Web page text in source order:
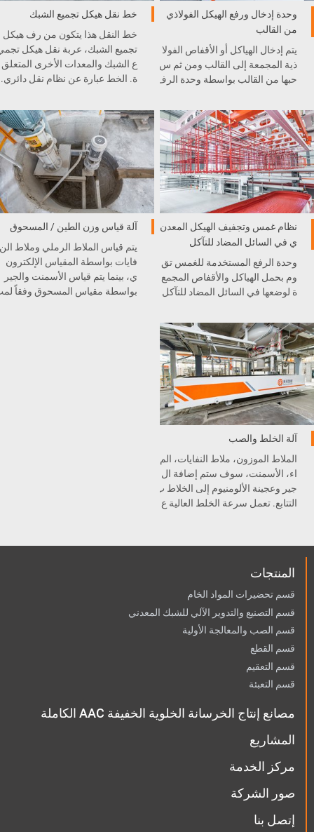
وحدة إدخال ورفع الهيكل الفولاذي
من القالب
يتم إدخال الهياكل أو الأقفاص الفولا
ذية المجمعة إلى القالب ومن ثم س
حبها من القالب بواسطة وحدة الرف
موضع القفص أو الشبكة في القال
ب، حيث تعد الجهاز الرئيسي والمه
م في إنتاج الخرسانة الخلوية الخف
يفة.
خط نقل هيكل تجميع الشبك
خط النقل هذا يتكون من رف هيكل
تجميع الشبك، عربة نقل هيكل
ع الشبك والمعدات الأخرى المتعلق
ة. الخط عبارة عن نظام نقل دائري.
نظام غمس وتجفيف الهيكل المعدن
ي في السائل المضاد للتآكل
وحدة الرفع المستخدمة للغمس تق
وم بحمل الهياكل والأقفاص المجمع
ة لوضعها في السائل المضاد للتآكل
ى فرن التجفيف.
آلة قياس وزن الطين / المسحوق
يتم قياس الملاط الرملي وملاط
فايات بواسطة المقياس الإلكترون
ي، بينما يتم قياس الأسمنت والجير
بواسطة مقياس المسحوق وفقاً
آلة الخلط والصب
الملاط الموزون، ملاط النفايات، الم
اء، الأسمنت، سوف ستم إضافة ال
جير وعجينة الألومنيوم إلى الخلاط ب
التتابع. تعمل سرعة الخلط العالية ع
د تتطلب جهاز للتسخين.
المنتجات
قسم تحضيرات المواد الخام
قسم التصنيع والتدوير الآلي للشبك المعدني
قسم الصب والمعالجة الأولية
قسم القطع
قسم التعقيم
قسم التعبئة
مصانع إنتاج الخرسانة الخلوية الخفيفة AAC الكاملة
المشاريع
مركز الخدمة
صور الشركة
إتصل بنا